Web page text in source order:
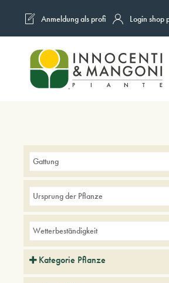
Skip to main content
Anmeldung als profi Login shop
Gattung
Ursprung der Pflanze
Wetterbeständigkeit
Kategorie Pflanze